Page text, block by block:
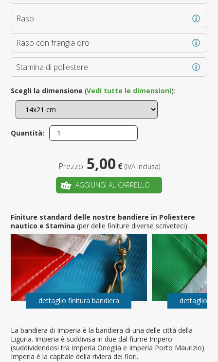
La bandiera di Imperia è la bandiera di una delle città della
Liguria. Imperia è suddivisa in due dal fiume Impero
(suddividendosi tra Imperia Oneglia e Imperia Porto Maurizio).
Imperia è la capitale della riviera dei fiori.
Raso
Raso con frangia oro
Stamina di poliestere
Scegli la dimensione (Vedi tutte le dimensioni):
Quantità:
Prezzo: 5,00 € (IVA inclusa)
AGGIUNGI AL CARRELLO
Finiture standard delle nostre bandiere in Poliestere
nautico e Stamina(per delle finiture diverse scriveteci):
dettaglio finitura bandiera dettaglio